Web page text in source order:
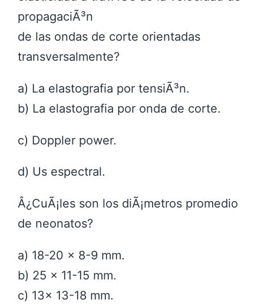
propagaciÃ³n
de las ondas de corte orientadas
transversalmente?
a) La elastografia por tensiÃ³n.
b) La elastografia por onda de corte.
c) Doppler power.
d) Us espectral.
Â¿CuÃ¡les son los diÃ¡metros promedio
de neonatos?
a) 18-20 x 8-9 mm.
b) 25 x 11-15 mm.
c) 13x 13-18 mm.